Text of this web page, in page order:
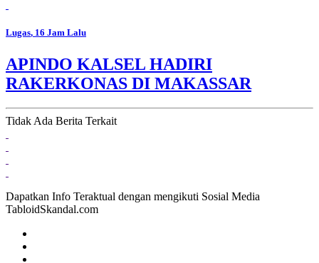
Lugas, 16 Jam Lalu
APINDO KALSEL HADIRI
RAKERKONAS DI MAKASSAR
Tidak Ada Berita Terkait
Dapatkan Info Teraktual dengan mengikuti Sosial Media
TabloidSkandal.com